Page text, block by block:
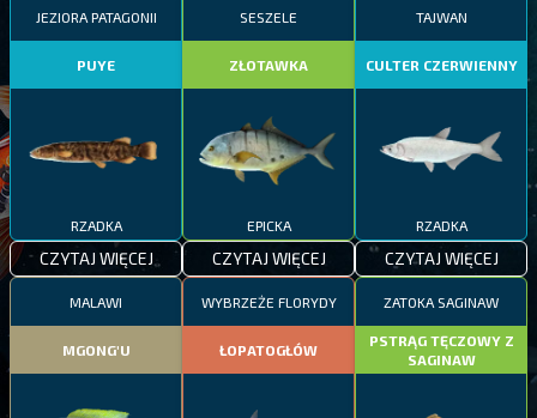
JEZIORA PATAGONII
PUYE
RZADKA
CZYTAJ WIĘCEJ
SESZELE
ZŁOTAWKA
EPICKA
CZYTAJ WIĘCEJ
TAJWAN
CULTER CZERWIENNY
RZADKA
CZYTAJ WIĘCEJ
MALAWI
MGONG'U
WYBRZEŻE FLORYDY
ŁOPATOGŁÓW
ZATOKA SAGINAW
PSTRĄG TĘCZOWY Z
SAGINAW